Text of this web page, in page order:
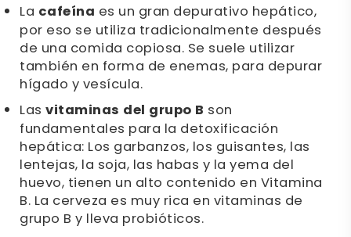
La cafeína es un gran depurativo hepático,
por eso se utiliza tradicionalmente después
de una comida copiosa. Se suele utilizar
también en forma de enemas, para depurar
hígado y vesícula.
Las vitaminas del grupo B son
fundamentales para la detoxificación
hepática: Los garbanzos, los guisantes, las
lentejas, la soja, las habas y la yema del
huevo, tienen un alto contenido en Vitamina
B. La cerveza es muy rica en vitaminas de
grupo B y lleva probióticos.